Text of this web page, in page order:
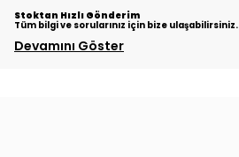
Stoktan Hızlı Gönderim
Tüm bilgi ve sorularınız için bize ulaşabilirsiniz.
Devamını Göster